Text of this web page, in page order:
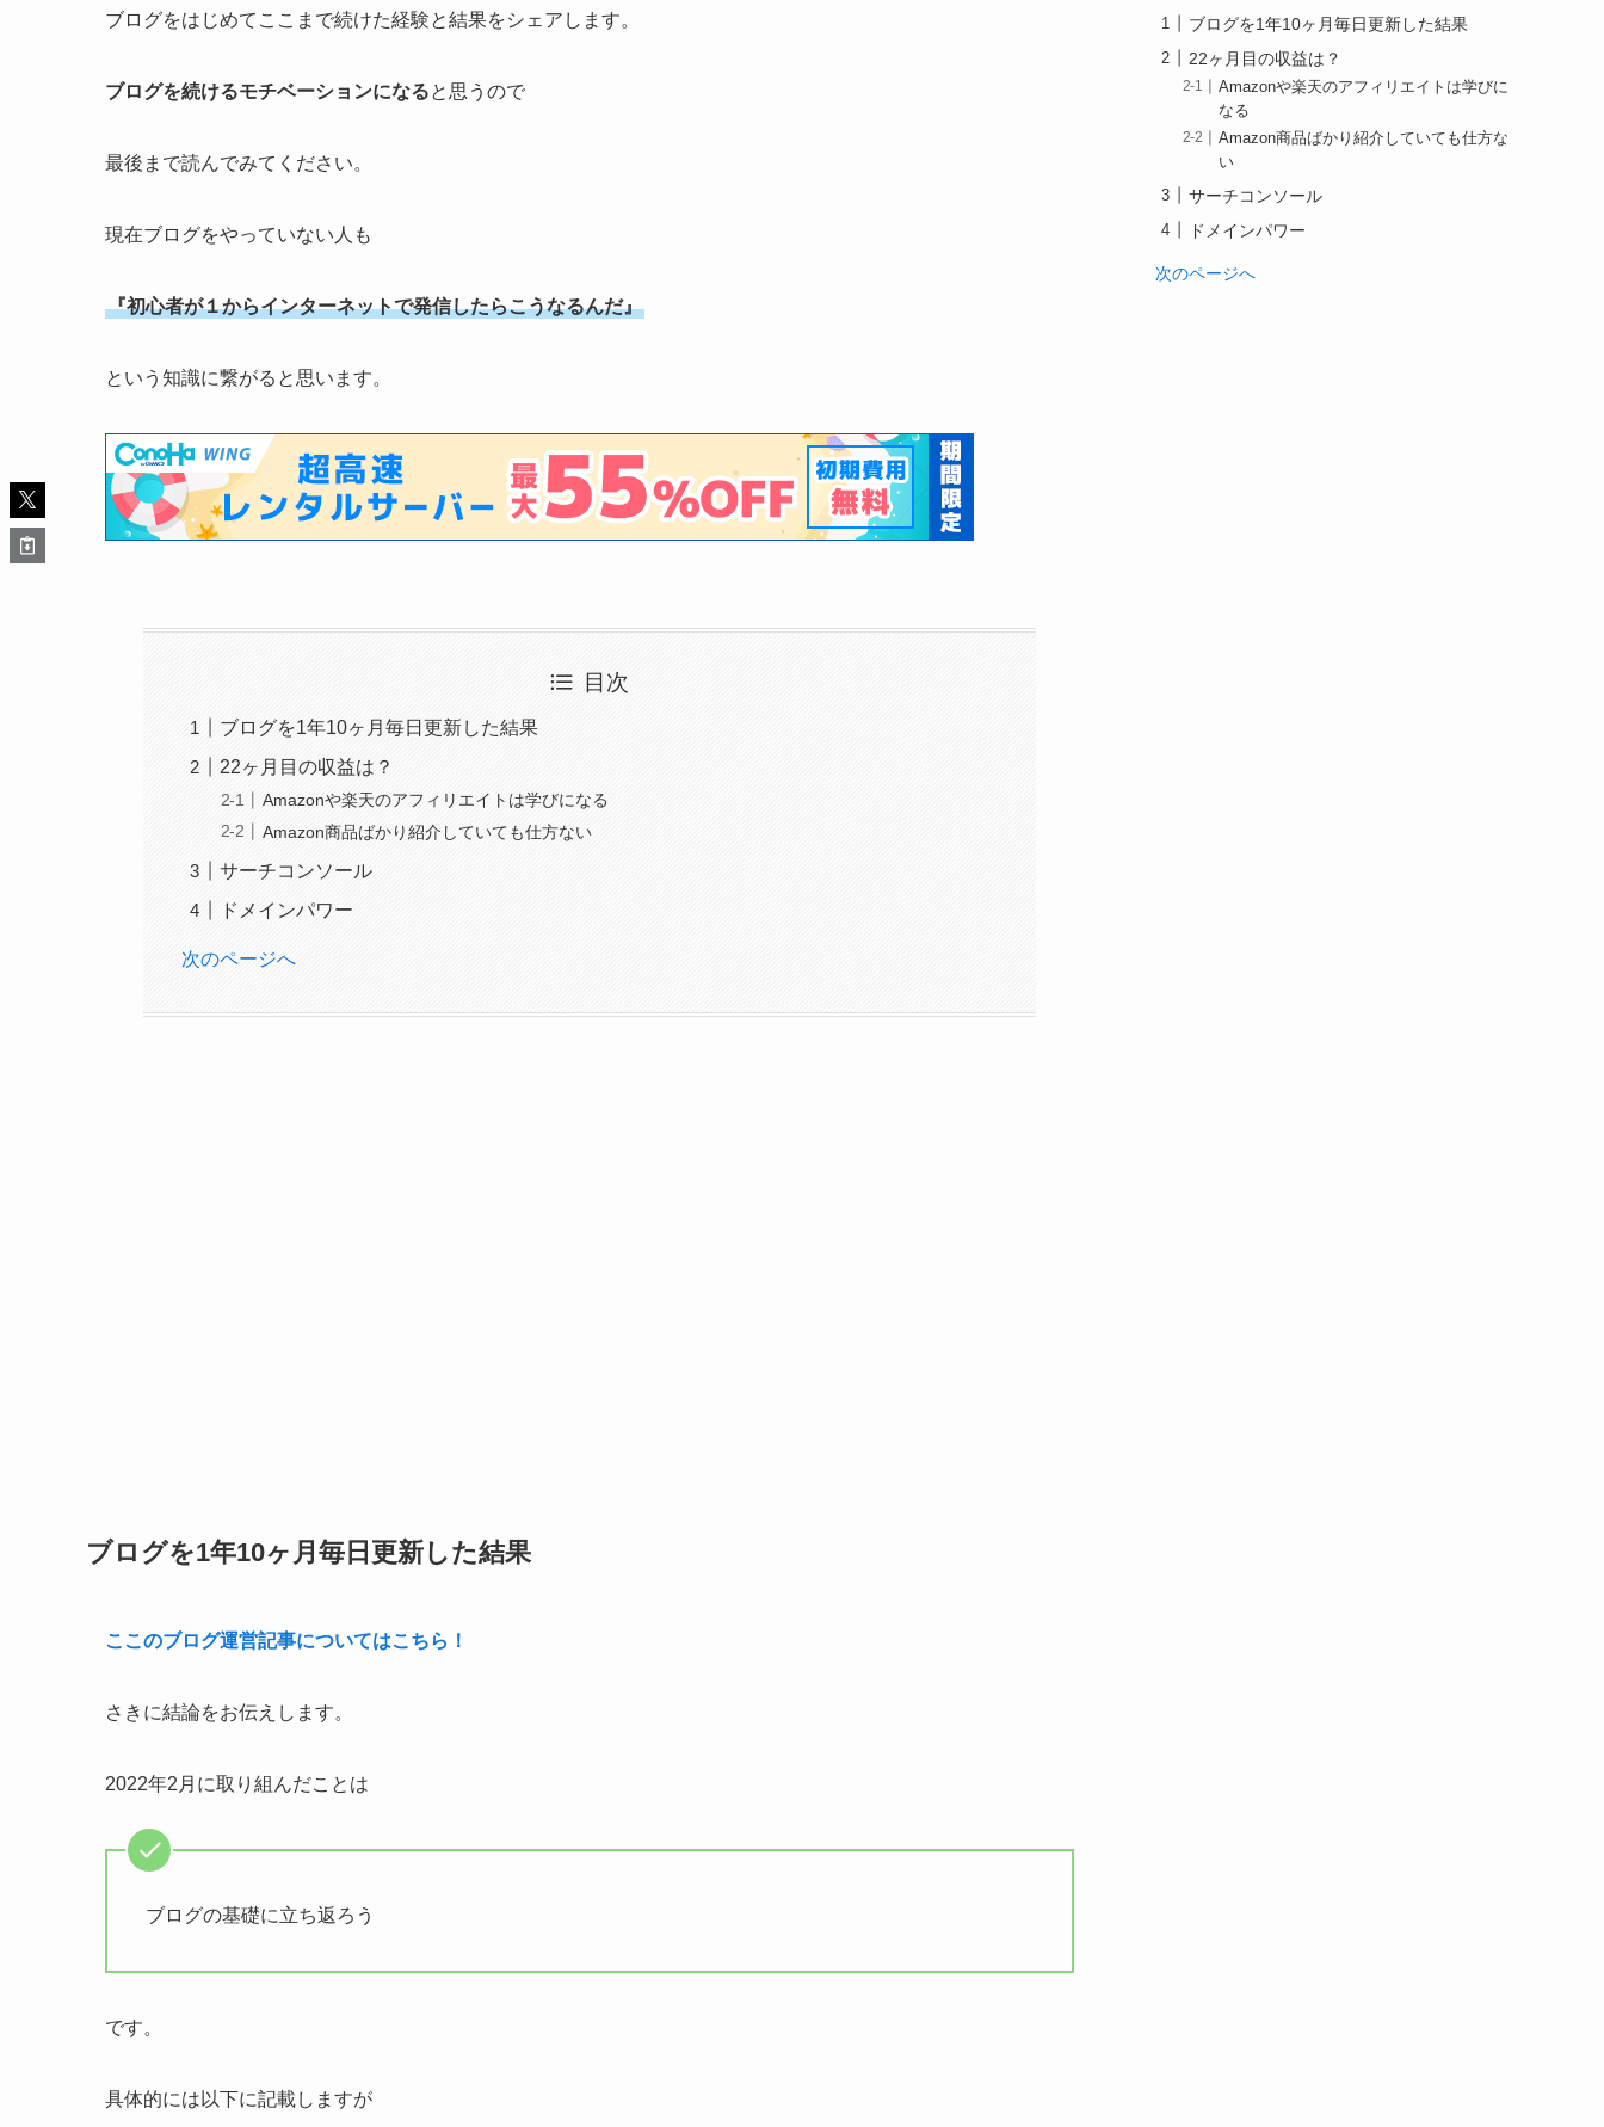
ブログをはじめてここまで続けた経験と結果をシェアします。
ブログを続けるモチベーションになると思うので
最後まで読んでみてください。
現在ブログをやっていない人も
『初心者が１からインターネットで発信したらこうなるんだ』
という知識に繋がると思います。
目次
ブログを1年10ヶ月毎日更新した結果
22ヶ月目の収益は？
Amazonや楽天のアフィリエイトは学びになる
Amazon商品ばかり紹介していても仕方ない
サーチコンソール
ドメインパワー
次のページへ
ブログを1年10ヶ月毎日更新した結果
ここのブログ運営記事についてはこちら！
さきに結論をお伝えします。
2022年2月に取り組んだことは
ブログの基礎に立ち返ろう
です。
具体的には以下に記載しますが
ブログを1年10ヶ月毎日更新した結果
22ヶ月目の収益は？
Amazonや楽天のアフィリエイトは学びに
なる
Amazon商品ばかり紹介していても仕方な
い
サーチコンソール
ドメインパワー
次のページへ